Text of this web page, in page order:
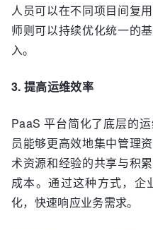
人员可以在不同项目间复
师则可以持续优化统一的
入。
3. 提高运维效率
PaaS 平台简化了底层的
员能够更高效地集中管理
术资源和经验的共享与积
成本。通过这种方式，企
化，快速响应业务需求。